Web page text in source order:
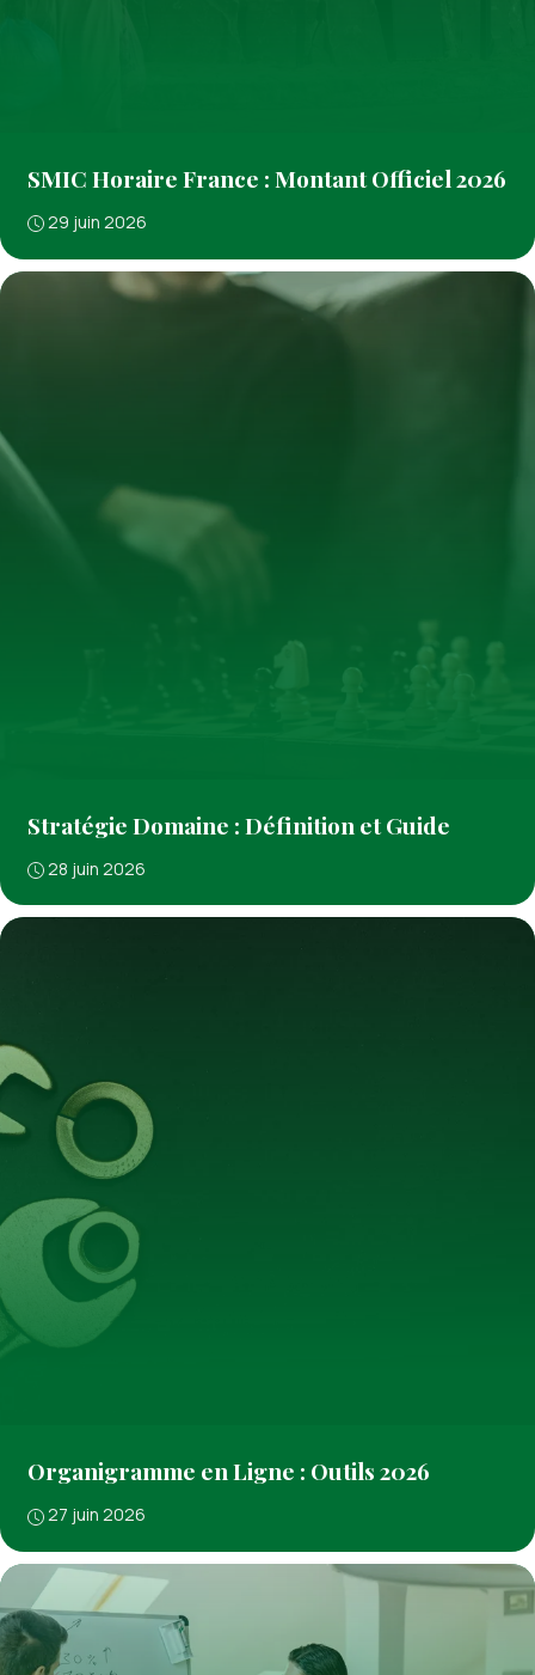
SMIC Horaire France : Montant Officiel 2026
29 juin 2026
Stratégie Domaine : Définition et Guide
28 juin 2026
Organigramme en Ligne : Outils 2026
27 juin 2026